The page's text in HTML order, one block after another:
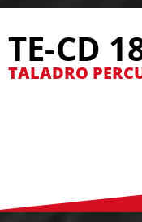
TE-CD
TALADRO